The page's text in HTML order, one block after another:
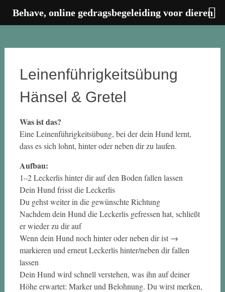
Leinenführigkeitsübung
Hänsel & Gretel
Was ist das?
Eine Leinenführigkeitsübung, bei der dein Hund lernt,
dass es sich lohnt, hinter oder neben dir zu laufen.
Aufbau:
1–2 Leckerlis hinter dir auf den Boden fallen lassen
Dein Hund frisst die Leckerlis
Du gehst weiter in die gewünschte Richtung
Nachdem dein Hund die Leckerlis gefressen hat, schließt
er wieder zu dir auf
Wenn dein Hund noch hinter oder neben dir ist →
markieren und erneut Leckerlis hinter/neben dir fallen
lassen
Dein Hund wird schnell verstehen, was ihn auf deiner
Höhe erwartet: Marker und Belohnung. Du wirst merken,
Behave, online gedragsbegeleiding voor dieren